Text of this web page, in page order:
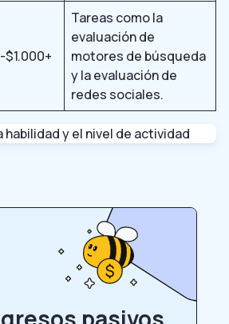
$1.000+
Tareas como la
evaluación de
motores de búsqueda
y la evaluación de
redes sociales.
habilidad y el nivel de actividad